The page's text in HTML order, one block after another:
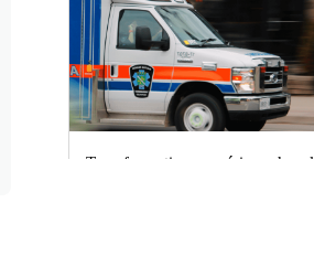
Transformation numérique dans le